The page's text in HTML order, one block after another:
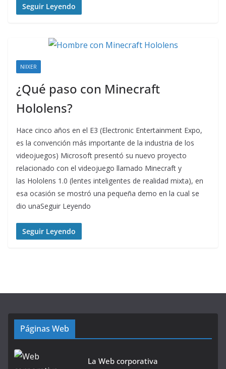
Seguir Leyendo
NIIXER
¿Qué paso con Minecraft
Hololens?
Hace cinco años en el E3 (Electronic Entertainment Expo,
es la convención más importante de la industria de los
videojuegos) Microsoft presentó su nuevo proyecto
relacionado con el videojuego llamado Minecraft y
las Hololens 1.0 (lentes inteligentes de realidad mixta), en
esa ocasión se mostró una pequeña demo en la cual se
dio unaSeguir Leyendo
Seguir Leyendo
Páginas Web
La Web corporativa